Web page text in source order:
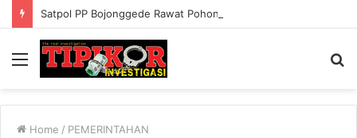
Menu
Home / PEMERINTAHAN